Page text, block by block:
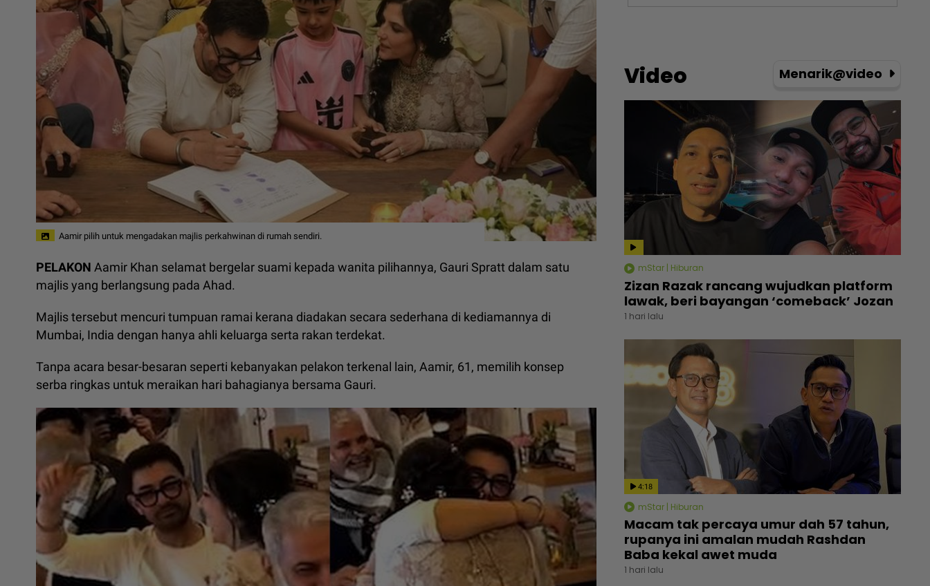
Aamir pilih untuk mengadakan majlis perkahwinan di rumah sendiri.
PELAKON Aamir Khan selamat bergelar suami kepada wanita pilihannya, Gauri Spratt dalam satu
majlis yang berlangsung pada Ahad.
Majlis tersebut mencuri tumpuan ramai kerana diadakan secara sederhana di kediamannya di
Mumbai, India dengan hanya ahli keluarga serta rakan terdekat.
Tanpa acara besar-besaran seperti kebanyakan pelakon terkenal lain, Aamir, 61, memilih konsep
serba ringkas untuk meraikan hari bahagianya bersama Gauri.
Video Menarik@video
mStar | Hiburan
Zizan Razak rancang wujudkan platform
lawak, beri bayangan ‘comeback’ Jozan
1 hari lalu
4:18
mStar | Hiburan
Macam tak percaya umur dah 57 tahun,
rupanya ini amalan mudah Rashdan
Baba kekal awet muda
1 hari lalu